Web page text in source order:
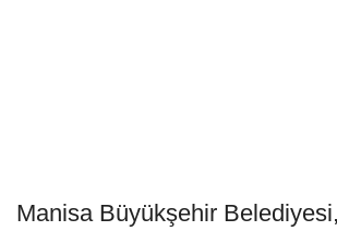
Manisa Büyükşehir